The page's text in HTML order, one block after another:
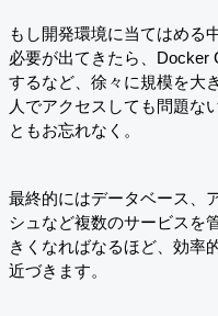
もし開発環境に当てはめる
必要が出てきたら、Docker
するなど、徐々に規模を大
人でアクセスしても問題な
ともお忘れなく。
最終的にはデータベース、
シュなど複数のサービスを
きくなればなるほど、効率
近づきます。